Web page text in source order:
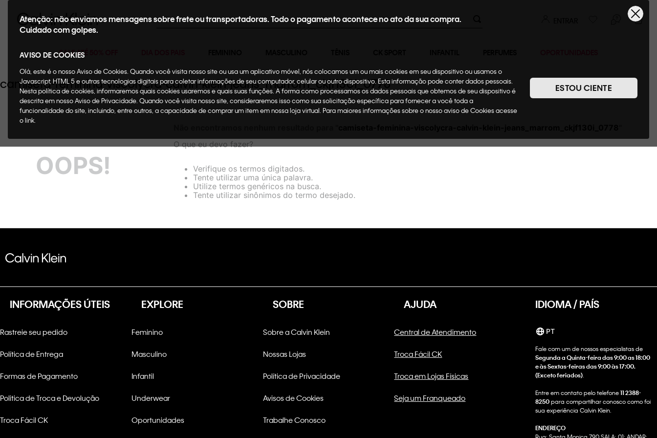
Buscar
SALE ATÉ 50% OFF
Atenção: não enviamos mensagens sobre frete ou transportadoras. Todo o pagamento acontece no ato da sua compra.
Cuidado com golpes.
AVISO DE COOKIES
Olá, este é o nosso Aviso de Cookies. Quando você visita nosso site ou usa um aplicativo móvel, nós colocamos um ou mais cookies em seu dispositivo ou usamos o
Javascript, HTML 5 e outras tecnologias digitais para coletar informações de seu computador, celular ou outro dispositivo. Esta informação pode conter dados pessoais.
Nesta política de cookies, informaremos quais cookies usaremos e quais suas funções. A forma como processamos os dados pessoais que obtemos de seu dispositivo é
descrita em nosso Aviso de Privacidade. Quando você visita nosso site, consideraremos isso como sua solicitação específica para fornecer a você toda a
funcionalidade do site, incluindo, entre outros, a capacidade de comprar um item em nossa loja virtual. Para maiores informações sobre o nosso aviso de Cookies acesse
o link.
ESTOU CIENTE
camiseta-feminina-viscolycra-calvin-klein-jeans_marrom_ckjf130i_0778
OOPS!
O que eu devo fazer?
Verifique os termos digitados.
Tente utilizar uma única palavra.
Utilize termos genéricos na busca.
Tente utilizar sinônimos do termo desejado.
INFORMAÇÕES ÚTEIS
Rastreie seu pedido
Política de Entrega
Formas de Pagamento
Politica de Troca e Devolução
Troca Fácil CK
EXPLORE
Feminino
Masculino
Infantil
Underwear
Oportunidades
SOBRE
Sobre a Calvin Klein
Nossas Lojas
Política de Privacidade
Avisos de Cookies
Trabalhe Conosco
AJUDA
Central de Atendimento
Troca Fácil CK
Troca em Lojas Físicas
Seja um Franqueado
IDIOMA / PAÍS
PT
Fale com um de nossos especialistas de
Segunda a Quinta-feira das 9:00 as 18:00
e às Sextas-feiras das 9:00 às 17:00.
(Exceto feriados)
Entre em contato pelo telefone11 2388-
8250para compartilhar conosco como foi
sua experiência Calvin Klein.
ENDEREÇO